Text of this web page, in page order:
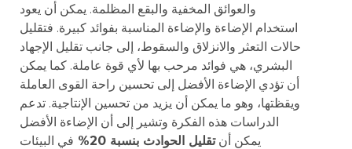
والعوائق المخفية والبقع المظلمة. يمكن أن يعود
استخدام الإضاءة والإضاءة المناسبة بفوائد كبيرة. فتقليل
حالات التعثر والانزلاق والسقوط، إلى جانب تقليل الإجهاد
البشري، هي فوائد مرحب بها لأي قوة عاملة. كما يمكن
أن تؤدي الإضاءة الأفضل إلى تحسين راحة القوى العاملة
ويقظتها، وهو ما يمكن أن يزيد من تحسين الإنتاجية. تدعم
الدراسات هذه الفكرة وتشير إلى أن الإضاءة الأفضل
يمكن أنتقليل الحوادث بنسبة 20%
في البيئات